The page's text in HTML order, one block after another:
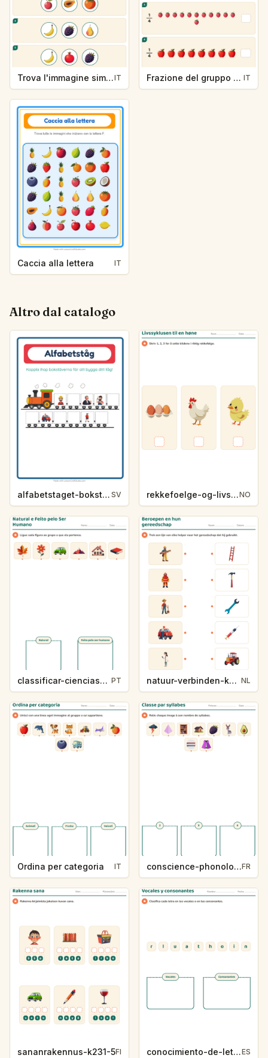
Trova l'immagine simmetrica — FruttaIT Frazione del gruppo — Frutta IT
Caccia alla lettera IT
Altro dal catalogo
alfabetstaget-bokstavsledtrad-yrken-4317 SV rekkefoelge-og-livssykluser-g1203NO
classificar-ciencias-k214-5 PT natuur-verbinden-k213-5 NL
Ordina per categoria IT conscience-phonologique-k234-5FR
sananrakennus-k231-5FI conocimiento-de-letras-k230-5ES